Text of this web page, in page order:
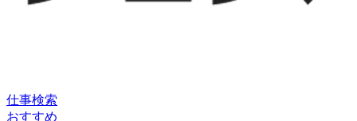
仕事検索
おすすめ